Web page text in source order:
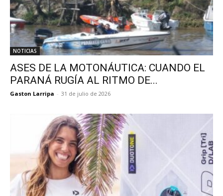
NOTICIAS
ASES DE LA MOTONÁUTICA: CUANDO EL
PARANÁ RUGÍA AL RITMO DE...
Gaston Larripa - 31 de julio de 2026